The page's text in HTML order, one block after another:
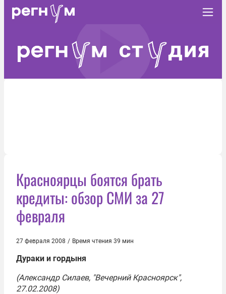
Красноярцы боятся брать
кредиты: обзор СМИ за 27
февраля
27 февраля 2008 / Время чтения 39 мин
Дураки и гордыня
(Александр Силаев, "Вечерний Красноярск",
27.02.2008)